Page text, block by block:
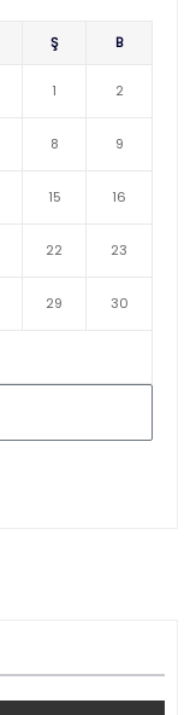
Ş B
1 2
8 9
15 16
22 23
29 30